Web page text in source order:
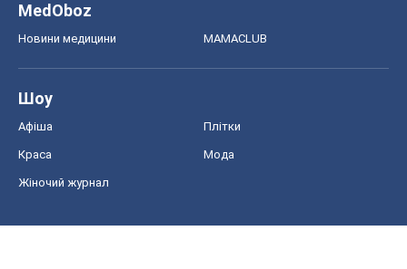
MedOboz
Новини медицини MAMACLUB
Шоу
Афіша Плітки
Краса Мода
Жіночий журнал